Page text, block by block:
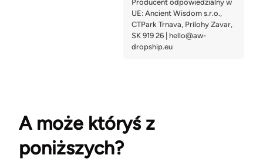
A może któryś z
poniższych?